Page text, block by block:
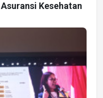
Kesehatan